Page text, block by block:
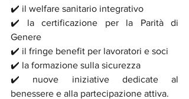
✔️ il welfare sanitario integrativo
✔️ la certificazione per la Parità di
Genere
✔️ il fringe benefit per lavoratori e soci
✔️ la formazione sulla sicurezza
✔️ nuove iniziative dedicate al
benessere e alla partecipazione attiva.